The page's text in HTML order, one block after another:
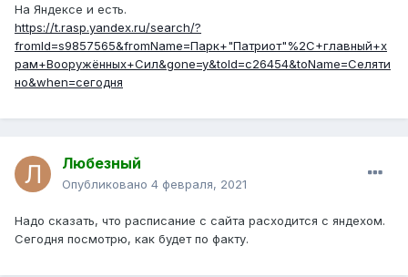
На Яндексе и есть.
https://t.rasp.yandex.ru/search/?
fromId=s9857565&fromName=Парк+"Патриот"%2C+главный+х
рам+Вооружённых+Сил&gone=y&toId=c26454&toName=Селяти
но&when=сегодня
Любезный
Опубликовано 4 февраля, 2021
Надо сказать, что расписание с сайта расходится с яндехом.
Сегодня посмотрю, как будет по факту.